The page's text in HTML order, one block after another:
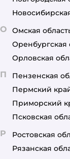
О Омская
Оренбургская
Орловская
П Пензенская
Пермский
Приморский
Псковская
Р Ростовская
Рязанская